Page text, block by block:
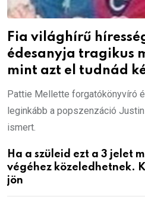
Fia világhírű
édesanyja tragikus
mint azt el tudnád
Pattie Mellette forgatókönyvíró
leginkább a popszenzáció
ismert.
Ha a szüleid ezt a 3 jelet
végéhez közeledhetnek.
jön